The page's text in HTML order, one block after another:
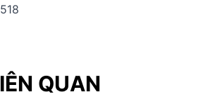
QUAN